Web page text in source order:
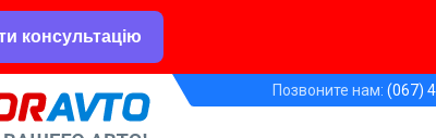
консультацію
Позвоните нам: (067)